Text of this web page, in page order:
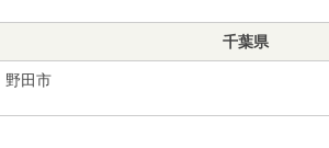
千葉県
野田市